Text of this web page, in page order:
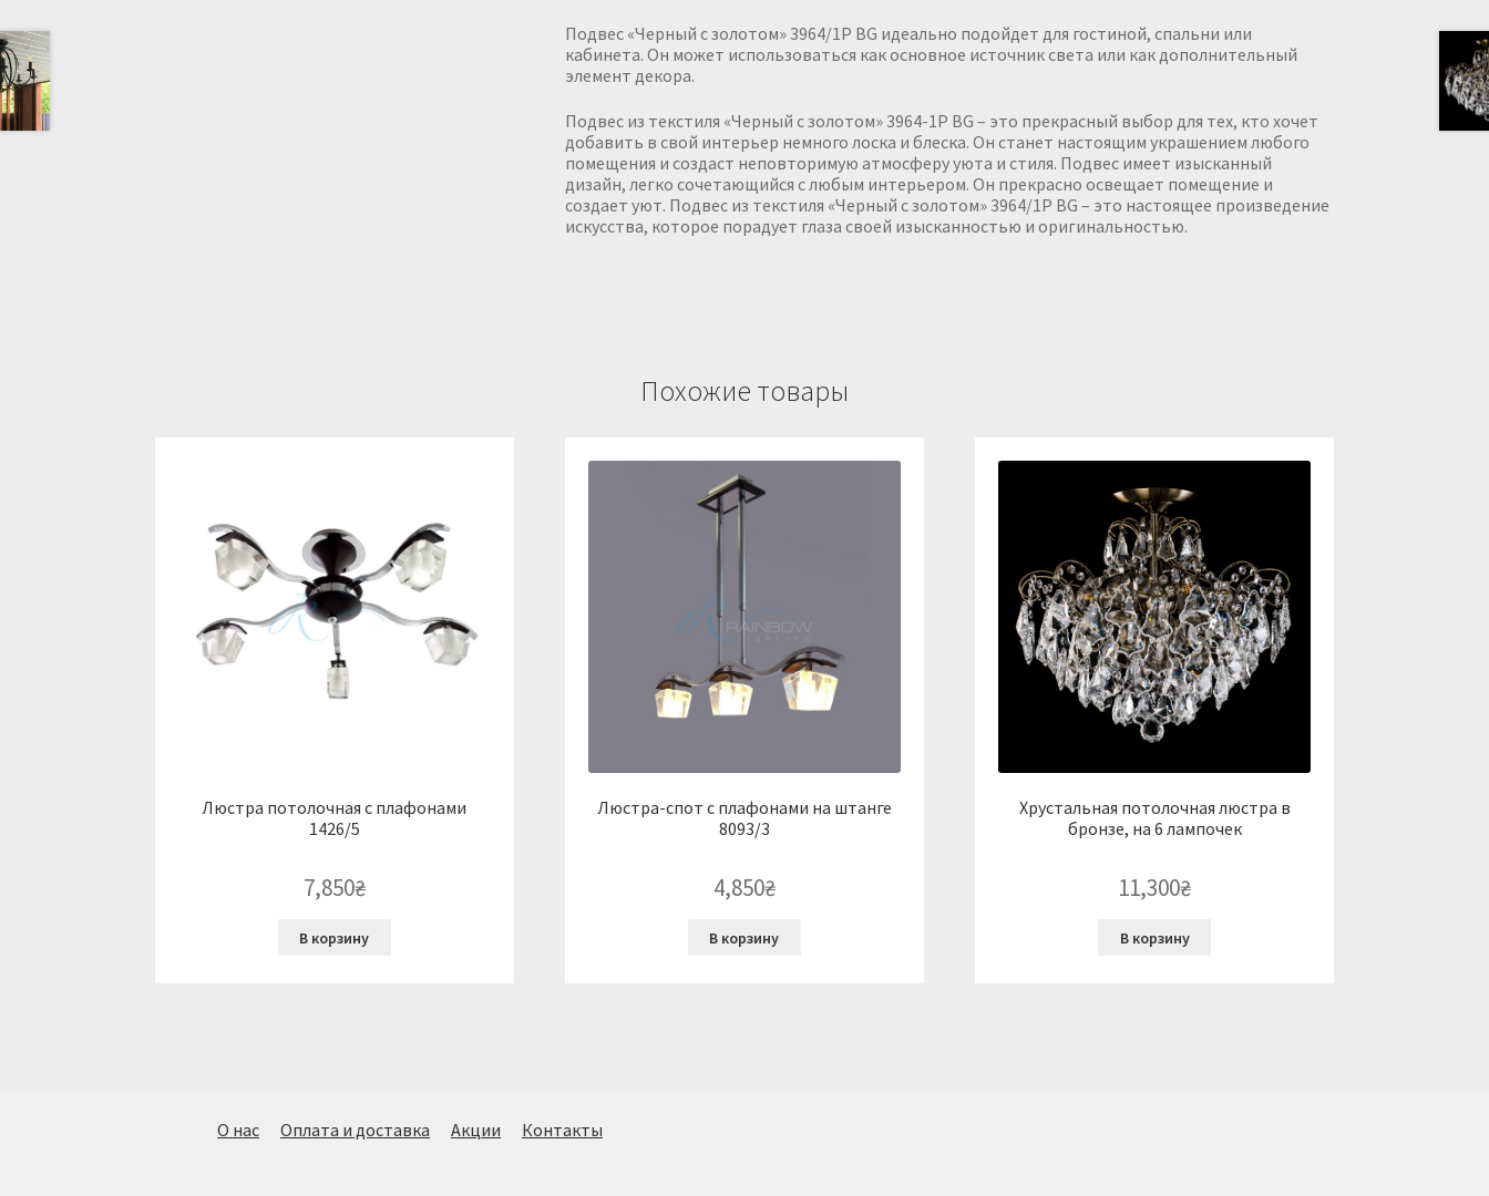
Подвес «Черный с золотом» 3964/1P BG идеально подойдет для гостиной, спальни или
кабинета. Он может использоваться как основное источник света или как дополнительный
элемент декора.
Подвес из текстиля «Черный с золотом» 3964-1P BG – это прекрасный выбор для тех, кто хочет
добавить в свой интерьер немного лоска и блеска. Он станет настоящим украшением любого
помещения и создаст неповторимую атмосферу уюта и стиля. Подвес имеет изысканный
дизайн, легко сочетающийся с любым интерьером. Он прекрасно освещает помещение и
создает уют. Подвес из текстиля «Черный с золотом» 3964/1P BG – это настоящее произведение
искусства, которое порадует глаза своей изысканностью и оригинальностью.
Похожие товары
Люстра потолочная с плафонами
1426/5
7,850₴
В корзину
Люстра-спот с плафонами на штанге
8093/3
4,850₴
В корзину
Хрустальная потолочная люстра в
бронзе, на 6 лампочек
11,300₴
В корзину
О нас Оплата и доставка Акции Контакты